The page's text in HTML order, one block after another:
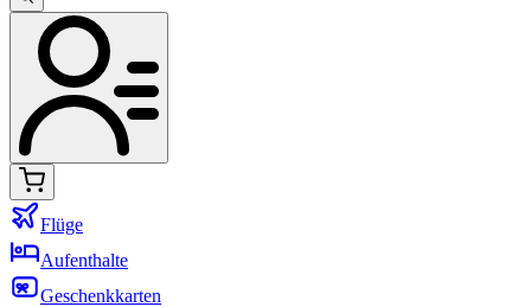
Flüge
Aufenthalte
Geschenkkarten